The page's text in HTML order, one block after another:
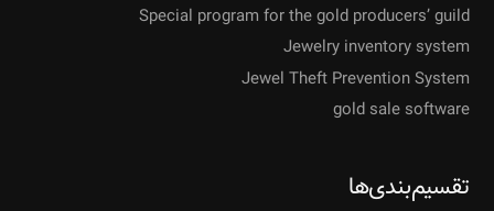
Special program for the gold producers’ guild
Jewelry inventory system
Jewel Theft Prevention System
gold sale software
تقسیم‌بندی‌ها